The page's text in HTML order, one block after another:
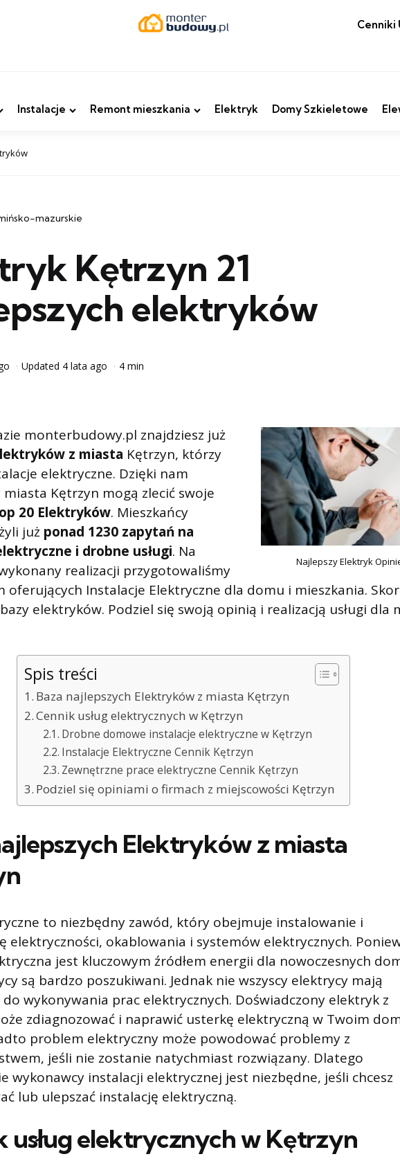
Cenniki
Instalacje Remont mieszkania Elektryk Domy Szkieletowe
mazurskie
Kętrzyn 21
elektryków
Updated 4 lata ago 4 min
Najlepszy Elektryk
monterbudowy.pl znajdziesz już
z miasta Kętrzyn, którzy
elektryczne. Dzięki nam
miasta Kętrzyn mogą zlecić swoje
20 Elektryków. Mieszkańcy
już ponad 1230 zapytań na
i drobne usługi. Na
realizacji przygotowaliśmy
oferujących Instalacje Elektryczne dla domu i mieszkania.
elektryków. Podziel się swoją opinią i realizacją usługi dla
Spis treści
Baza najlepszych Elektryków z miasta Kętrzyn
Cennik usług elektrycznych w Kętrzyn
Drobne domowe instalacje elektryczne w Kętrzyn
Instalacje Elektryczne Cennik Kętrzyn
Zewnętrzne prace elektryczne Cennik Kętrzyn
Podziel się opiniami o firmach z miejscowości Kętrzyn
Elektryków z miasta
to niezbędny zawód, który obejmuje instalowanie i
elektryczności, okablowania i systemów elektrycznych.
jest kluczowym źródłem energii dla nowoczesnych
są bardzo poszukiwani. Jednak nie wszyscy elektrycy mają
wykonywania prac elektrycznych. Doświadczony elektryk z
zdiagnozować i naprawić usterkę elektryczną w Twoim
problem elektryczny może powodować problemy z
jeśli nie zostanie natychmiast rozwiązany. Dlatego
wykonawcy instalacji elektrycznej jest niezbędne, jeśli chcesz
lub ulepszać instalację elektryczną.
usług elektrycznych w Kętrzyn